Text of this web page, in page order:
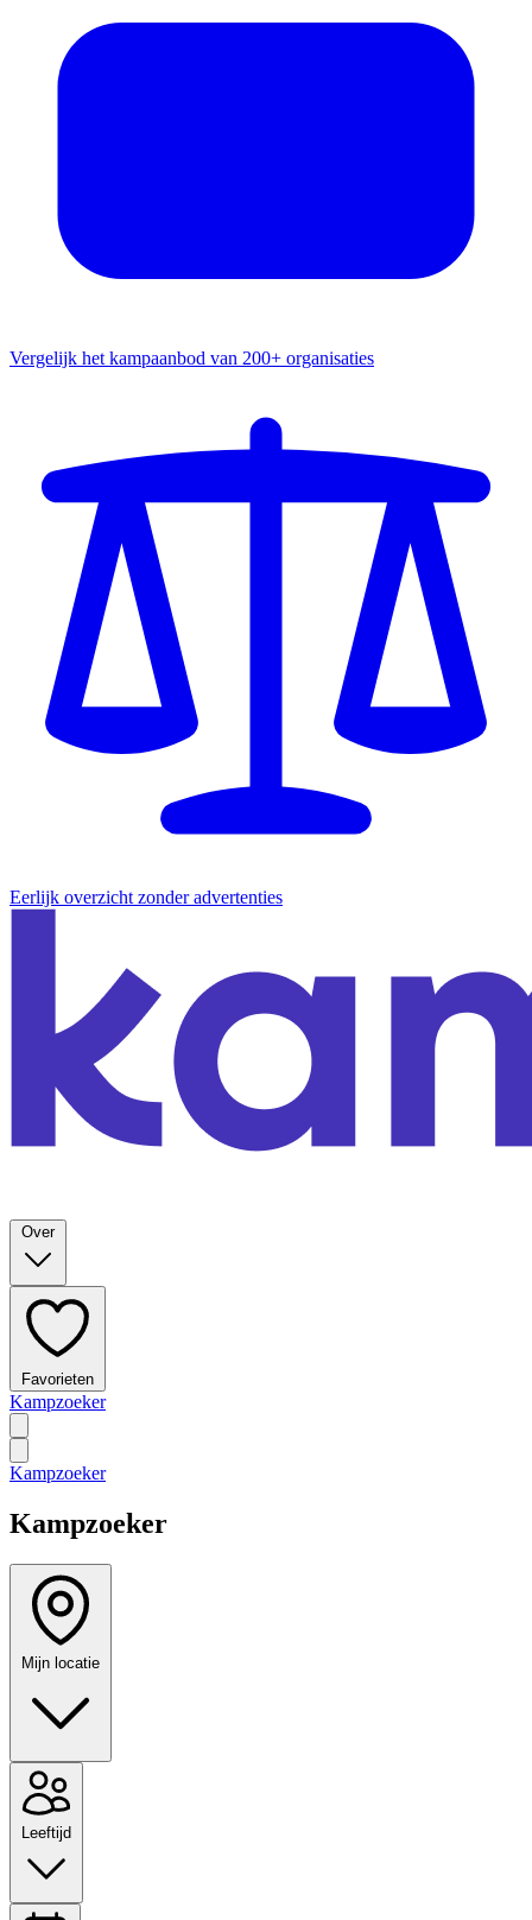
Vergelijk het kampaanbod van 200+ organisaties
Eerlijk overzicht zonder advertenties
Over
Favorieten
Kampzoeker
Kampzoeker
Kampzoeker
Mijn locatie
Leeftijd